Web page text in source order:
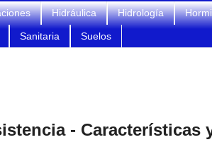
Hidráulica Hidrología
Sanitaria Suelos
- Características